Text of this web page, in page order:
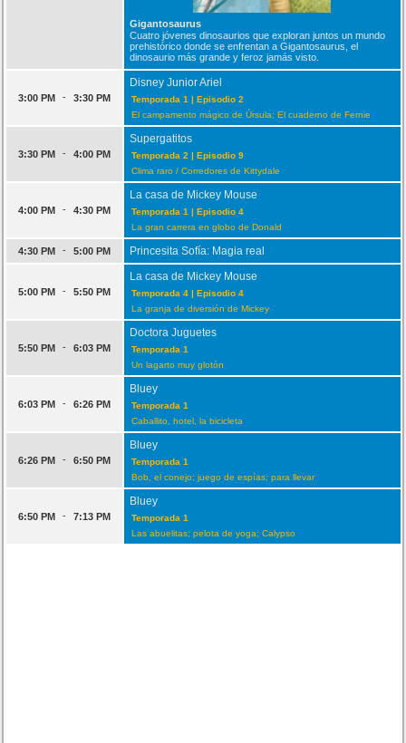
Gigantosaurus
Cuatro jóvenes dinosaurios que exploran juntos un mundo
prehistórico donde se enfrentan a Gigantosaurus, el
dinosaurio más grande y feroz jamás visto.
3:00 PM - 3:30 PM
Disney Junior Ariel
Temporada 1 | Episodio 2
El campamento mágico de Úrsula; El cuaderno de Fernie
3:30 PM - 4:00 PM
Supergatitos
Temporada 2 | Episodio 9
Clima raro / Corredores de Kittydale
4:00 PM - 4:30 PM
La casa de Mickey Mouse
Temporada 1 | Episodio 4
La gran carrera en globo de Donald
4:30 PM - 5:00 PM Princesita Sofía: Magia real
5:00 PM - 5:50 PM
La casa de Mickey Mouse
Temporada 4 | Episodio 4
La granja de diversión de Mickey
5:50 PM - 6:03 PM
Doctora Juguetes
Temporada 1
Un lagarto muy glotón
6:03 PM - 6:26 PM
Bluey
Temporada 1
Caballito, hotel, la bicicleta
6:26 PM - 6:50 PM
Bluey
Temporada 1
Bob, el conejo; juego de espías; para llevar
6:50 PM - 7:13 PM
Bluey
Temporada 1
Las abuelitas; pelota de yoga; Calypso